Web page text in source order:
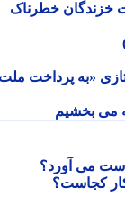
خطرناک
«به پرداخت ملت
بخشیم
می آورد؟
کجاست؟